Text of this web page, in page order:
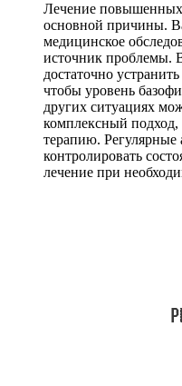
Лечение повышенных
основной причины.
медицинское
источник проблемы.
достаточно
чтобы уровень
других ситуациях
комплексный
терапию. Регулярные
контролировать
лечение при